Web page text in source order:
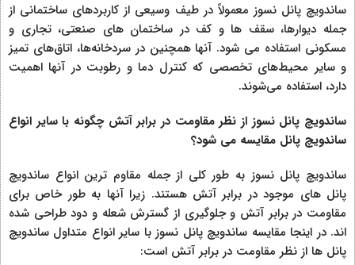
ساندویچ پانل نسوز معمولاً در طیف وسیعی از کاربردهای ساختمانی از
جمله دیوارها، سقف ها و کف در ساختمان های صنعتی، تجاری و
مسکونی استفاده می شود. آنها همچنین در سردخانه‌ها، اتاق‌های تمیز
و سایر محیط‌های تخصصی که کنترل دما و رطوبت در آنها اهمیت
دارد، استفاده می‌شوند.
ساندویچ پانل نسوز از نظر مقاومت در برابر آتش چگونه با سایر انواع
ساندویچ پانل مقایسه می شود؟
ساندویچ پانل نسوز به طور کلی از جمله مقاوم ترین انواع ساندویچ
پانل های موجود در برابر آتش هستند. زیرا آنها به طور خاص برای
مقاومت در برابر آتش و جلوگیری از گسترش شعله و دود طراحی شده
اند. در اینجا مقایسه ساندویچ پانل نسوز با سایر انواع متداول ساندویچ
پانل ها از نظر مقاومت در برابر آتش است: